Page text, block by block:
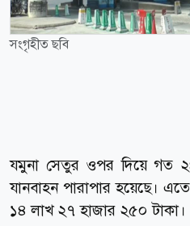
সংগৃহীত ছবি
যমুনা সেতুর ওপর দিয়ে গত
যানবাহন পারাপার হয়েছে।
১৪ লাখ ২৭ হাজার ২৫০ টাকা।